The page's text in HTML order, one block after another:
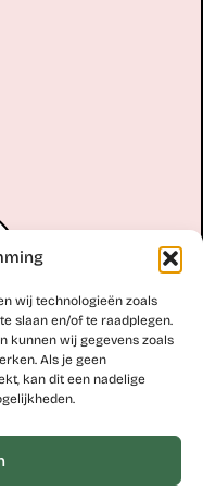
wij technologieën zoals
slaan en/of te raadplegen.
kunnen wij gegevens zoals
Als je geen
kan dit een nadelige